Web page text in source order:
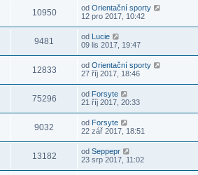
10950 od Orientační sporty
12 pro 2017, 10:42
9481 od Lucie
09 lis 2017, 19:47
12833 od Orientační sporty
27 říj 2017, 18:46
75296 od Forsyte
21 říj 2017, 20:33
9032 od Forsyte
22 zář 2017, 18:51
13182 od Seppepr
23 srp 2017, 11:02